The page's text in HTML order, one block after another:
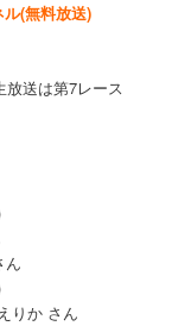
(無料放送)
放送は第7レース
ん
りか さん